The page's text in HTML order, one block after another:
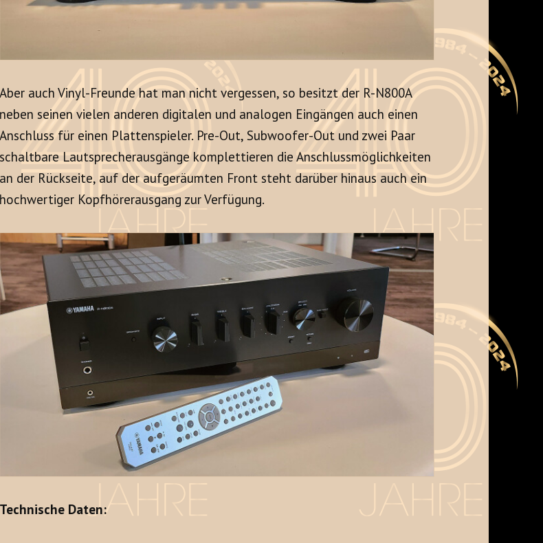
Aber auch Vinyl-Freunde hat man nicht vergessen, so besitzt der R-N800A
neben seinen vielen anderen digitalen und analogen Eingängen auch einen
Anschluss für einen Plattenspieler. Pre-Out, Subwoofer-Out und zwei Paar
schaltbare Lautsprecherausgänge komplettieren die Anschlussmöglichkeiten
an der Rückseite, auf der aufgeräumten Front steht darüber hinaus auch ein
hochwertiger Kopfhörerausgang zur Verfügung.
Technische Daten: